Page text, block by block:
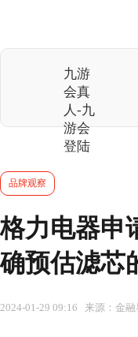
九游
会真
人-九
游会
登陆
品牌观察
格力电器申
确预估滤芯
2024-01-29 09:16 来源：金